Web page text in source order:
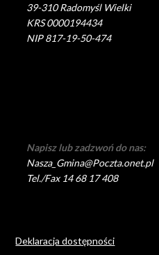
39-310 Radomyśl Wielki
KRS 0000194434
NIP 817-19-50-474
Napisz lub zadzwoń do nas:
Nasza_Gmina@Poczta.onet.pl
Tel./Fax 14 68 17 408
Deklaracja dostępności